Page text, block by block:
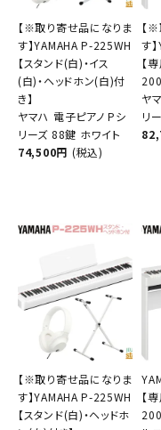
【※取り寄せ品になりま
す】YAMAHA P-225WH
【スタンド(白)・イス
(白)・ヘッドホン(白)付
き】
ヤマハ 電子ピアノ Pシ
リーズ 88鍵 ホワイト
74,500円 (税込)
【
す
【
ヤ
リ
【※取り寄せ品になりま
す】YAMAHA P-225WH
【スタンド(白)・ヘッドホ
【